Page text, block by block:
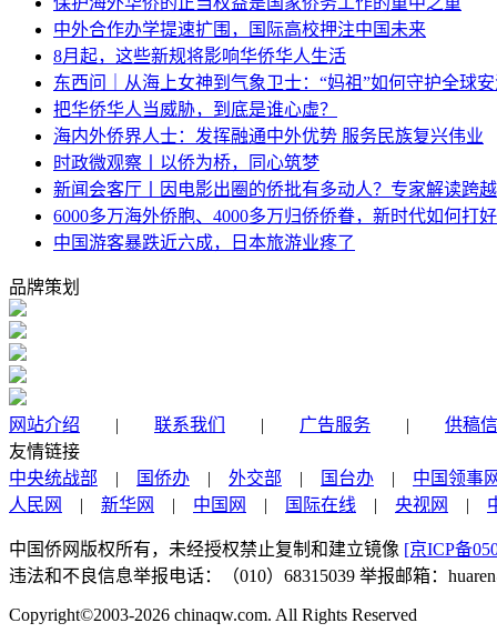
中外合作办学提速扩围，国际高校押注中国未来
8月起，这些新规将影响华侨华人生活
东西问｜从海上女神到气象卫士：“妈祖”如何守护全球
把华侨华人当威胁，到底是谁心虚？
海内外侨界人士：发挥融通中外优势 服务民族复兴伟业
时政微观察丨以侨为桥，同心筑梦
新闻会客厅丨因电影出圈的侨批有多动人？专家解读跨
6000多万海外侨胞、4000多万归侨侨眷，新时代如何打
中国游客暴跌近六成，日本旅游业疼了
品牌策划
网站介绍 | 联系我们 | 广告服务 | 供稿
友情链接
中央统战部 | 国侨办 | 外交部 | 国台办 | 中国领事
人民网
| 新华网 | 中国网 | 国际在线 | 央视网 |
中国侨网版权所有，未经授权禁止复制和建立镜像 [京ICP备
违法和不良信息举报电话：（010）68315039 举报邮箱：
Copyright©2003-2026 chinaqw.com. All Rights Reserved